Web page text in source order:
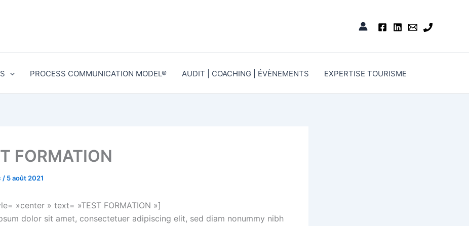
PROCESS COMMUNICATION MODEL® AUDIT | COACHING | ÉVÈNEMENTS EXPERTISE TOURISME
FORMATION
/ 5 août 2021
»center » text= »TEST FORMATION »]
dolor sit amet, consectetuer adipiscing elit, sed diam nonummy nibh